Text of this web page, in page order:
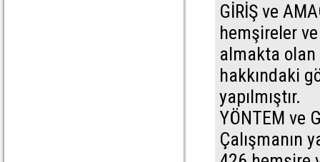
GİRİŞ ve
hemşireler
almakta
hakkındaki
yapılmıştır.
YÖNTEM ve
Çalışmanın